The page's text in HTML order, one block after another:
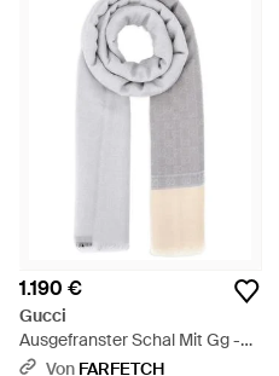
1.190 €
Gucci
Ausgefranster Schal Mit Gg -
WeißVon FARFETCH